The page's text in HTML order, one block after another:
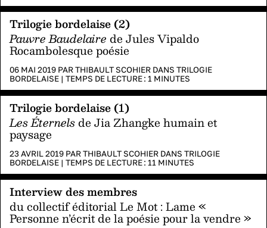
Trilogie bordelaise (2)
Pauvre Baudelaire de Jules Vipaldo
Rocambolesque poésie
06 MAI 2019 PARTHIBAULT SCOHIER DANS TRILOGIE
BORDELAISE | TEMPS DE LECTURE : 1 MINUTES
Trilogie bordelaise (1)
Les Éternelsde Jia Zhangke humain et
paysage
23 AVRIL 2019 PARTHIBAULT SCOHIER DANS TRILOGIE
BORDELAISE | TEMPS DE LECTURE : 11 MINUTES
Interview des membres
du collectif éditorial Le Mot : Lame «
Personne n’écrit de la poésie pour la vendre »